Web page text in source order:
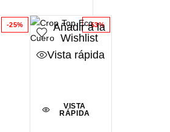
-25% -53%
Añadir a la
Wishlist
Vista rápida
VISTA
RÁPIDA